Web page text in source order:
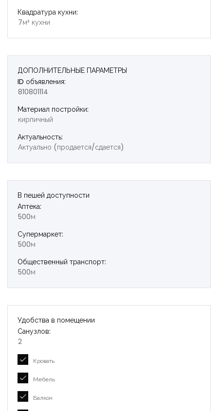
Квадратура кухни:
7м² кухни
ДОПОЛНИТЕЛЬНЫЕ ПАРАМЕТРЫ
ID объявления:
810801114
Материал постройки:
кирпичный
Актуальность:
Актуально (продается/сдается)
В пешей доступности
Аптека:
500м
Супермаркет:
500м
Общественный транспорт:
500м
Удобства в помещении
Санузлов:
2
Кровать
Мебель
Балкон